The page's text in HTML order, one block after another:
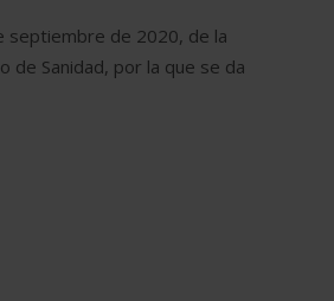
septiembre de 2020, de la
de Sanidad, por la que se da